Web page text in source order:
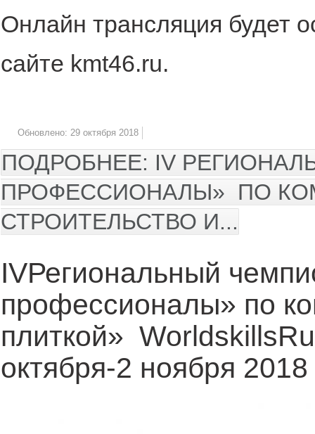
Oнлайн трансляция будет
сайте kmt46.ru.
Обновлено: 29 октября 2018
ПОДРОБНЕЕ: IV
ПРОФЕССИОНАЛЫ» ПО
СТРОИТЕЛЬСТВО И...
IVРегиональный
профессионалы» по
плиткой»
октября-2 ноября 2018